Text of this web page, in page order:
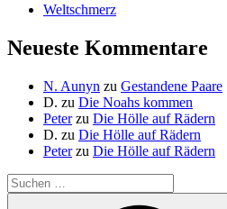
Weltschmerz
Neueste Kommentare
N. Aunyn zu Gestandene Paare
D. zu Die Noahs kommen
Peterzu Die Hölle auf Rädern
D. zu Die Hölle auf Rädern
Peterzu Die Hölle auf Rädern
Suche
nach: